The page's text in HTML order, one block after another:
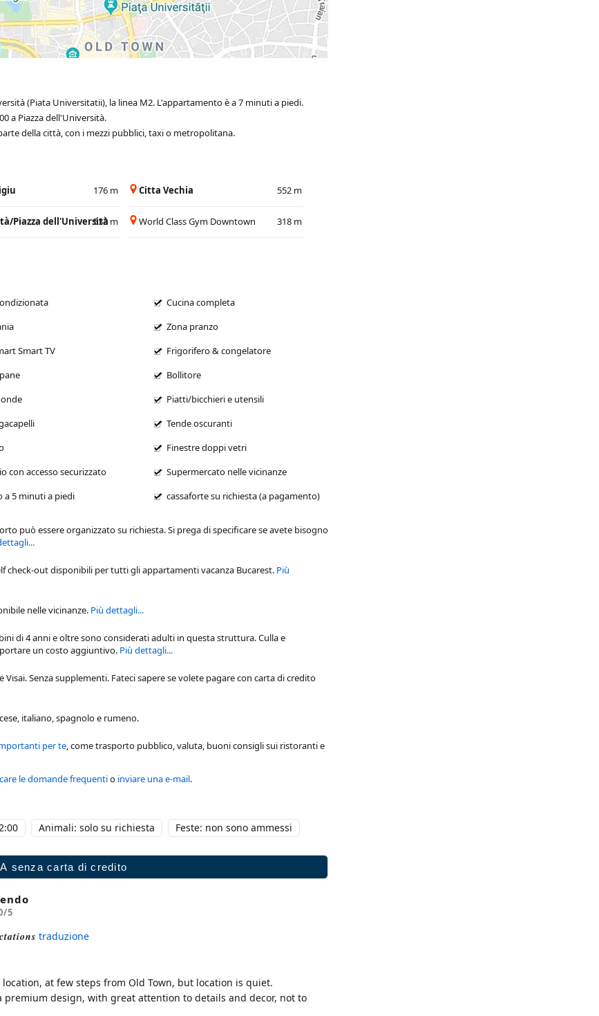
(Piata Universitatii), la linea M2. L'appartamento è a 7 minuti a piedi.
a Piazza dell'Università.
della città, con i mezzi pubblici, taxi o metropolitana.
176 m Citta Vechia 552 m
Piazza dell'Università
533 m World Class Gym Downtown 318 m
Cucina completa
Zona pranzo
Smart TV
Frigorifero & congelatore
Bollitore
Piatti/bicchieri e utensili
Tende oscuranti
Finestre doppi vetri
con accesso securizzato
Supermercato nelle vicinanze
a 5 minuti a piedi cassaforte su richiesta (a pagamento)
può essere organizzato su richiesta. Si prega di specificare se avete bisogno
check-out disponibili per tutti gliappartamenti vacanza Bucarest. Più
nelle vicinanze. Più dettagli...
di 4 anni e oltre sono considerati adulti in questa struttura. Culla e
un costo aggiuntivo. Più dettagli...
Senza supplementi. Fateci sapere se volete pagare con carta di credito
italiano, spagnolo e rumeno.
per te, come trasporto pubblico, valuta, buoni consigli sui ristoranti e
le domande frequentio inviare una e-mail.
Animali: solo su richiesta Feste: non sono ammessi
/5
traduzione
at few steps from Old Town, but location is quiet.
premium design, with great attention to details and decor, not to